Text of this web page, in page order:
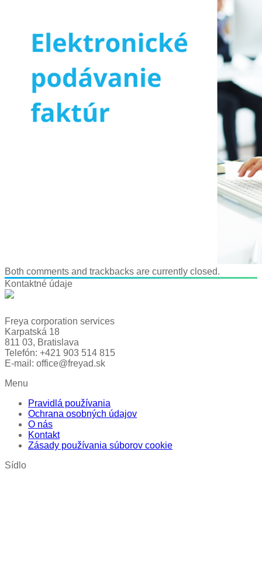
účtu
Maďarsko
Slovensko
Maďarsko
O nás
Referencie
Magazin
Kontakt
Both comments and trackbacks are currently closed.
Kontaktné údaje
Freya corporation services
Karpatská 18
811 03, Bratislava
Telefón: +421 903 514 815
E-mail: office@freyad.sk
Menu
Pravidlá používania
Ochrana osobných údajov
O nás
Kontakt
Zásady používania súborov cookie
Sídlo